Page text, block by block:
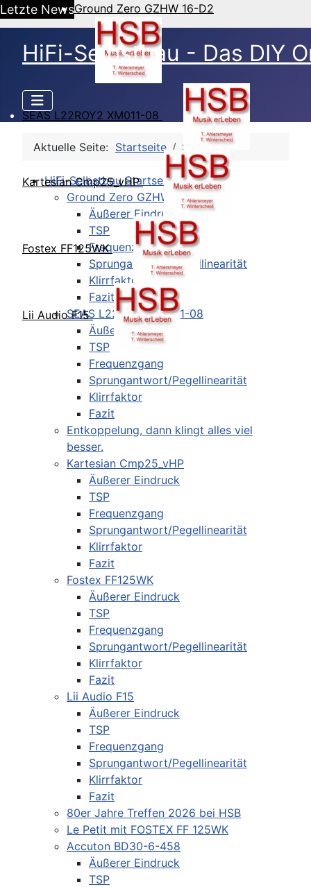
Letzte NewsGround Zero GZHW 16-D2
SEAS L22ROY2 XM011-08
Kartesian Cmp25_vHP
Fostex FF125WK
Lii Audio F15
HiFi-Selbstbau - Das DIY
Aktuelle Seite: Startseite Sitemap
HiFi-Selbstbau Startseite
Ground Zero GZHW 16-D2
Äußerer Eindruck
TSP
Frequenzgang
Sprungantwort/Pegellinearität
Klirrfaktor
Fazit
SEAS L22ROY2 XM011-08
Äußerer Eindruck
TSP
Frequenzgang
Sprungantwort/Pegellinearität
Klirrfaktor
Fazit
Entkoppelung, dann klingt alles viel
besser.
Kartesian Cmp25_vHP
Äußerer Eindruck
TSP
Frequenzgang
Sprungantwort/Pegellinearität
Klirrfaktor
Fazit
Fostex FF125WK
Äußerer Eindruck
TSP
Frequenzgang
Sprungantwort/Pegellinearität
Klirrfaktor
Fazit
Lii Audio F15
Äußerer Eindruck
TSP
Frequenzgang
Sprungantwort/Pegellinearität
Klirrfaktor
Fazit
80er Jahre Treffen 2026 bei HSB
Le Petit mit FOSTEX FF 125WK
Accuton BD30-6-458
Äußerer Eindruck
TSP